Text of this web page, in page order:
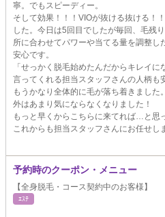
寧。でもスピーディー。
そして効果！！！VIOが抜ける抜ける！
した。今日は5回目でしたが毎回、毛残
所に合わせてパワーや当てる量を調整
安心です。
「せっかく脱毛始めたんだからキレイに
言ってくれる担当スタッフさんの人柄も
もうかなり全体的に毛が落ち着きました
外はあまり気にならなくなりました！
もっと早くからこちらに来てれば…と思
これからも担当スタッフさんにお任せし
予約時のクーポン・メニュー
【全身脱毛・コース契約中のお客様】
ｴｽﾃ